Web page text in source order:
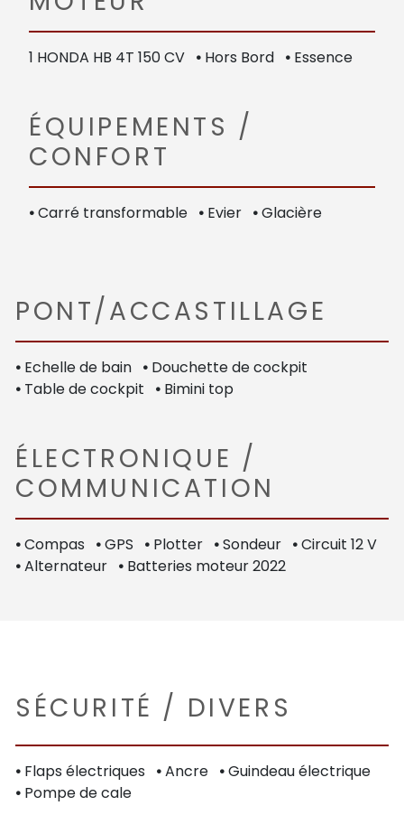
1 HONDA HB 4T 150 CV • Hors Bord • Essence
ÉQUIPEMENTS /
CONFORT
•Carré transformable • Evier •Glacière
PONT/ACCASTILLAGE
• Echelle de bain • Douchette de cockpit
• Table de cockpit • Bimini top
ÉLECTRONIQUE /
COMMUNICATION
•Compas •GPS • Plotter •Sondeur •Circuit 12 V
•Alternateur • Batteries moteur 2022
SÉCURITÉ / DIVERS
• Flaps électriques •Ancre •Guindeau électrique
• Pompe de cale